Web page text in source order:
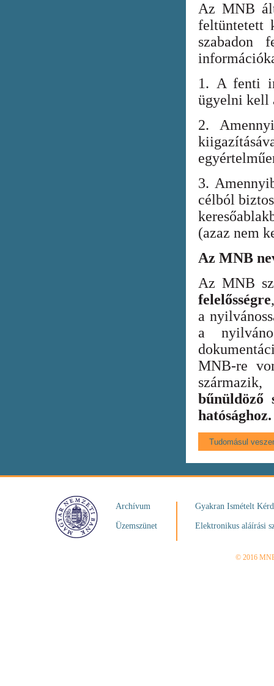
Az MNB
feltüntetett
szabadon
1. A fenti
ügyelni kell
2.
3.
célból
(azaz nem
Az MNB
Az MNB
felelősségre
a
a
MNB-re
bűnüldöző
hatósághoz.
Archívum
Üzemszünet
Gyakran Ismételt
Elektronikus aláírási
© 2016